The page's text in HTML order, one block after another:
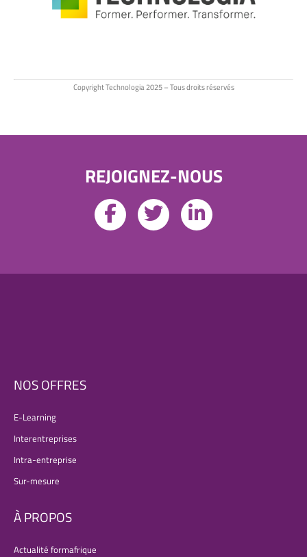
Copyright Technologia 2025 – Tous droits réservés
REJOIGNEZ-NOUS
NOS OFFRES
E-Learning
Interentreprises
Intra-entreprise
Sur-mesure
À PROPOS
Actualité formafrique